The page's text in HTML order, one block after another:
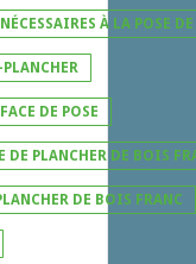
À LA POSE
DE POSE
DE PLANCHER DE BOIS
DE BOIS FRANC